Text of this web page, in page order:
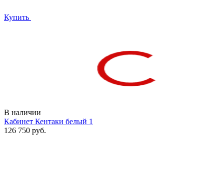
Купить
В наличии
Кабинет Кентаки белый 1
126 750 руб.